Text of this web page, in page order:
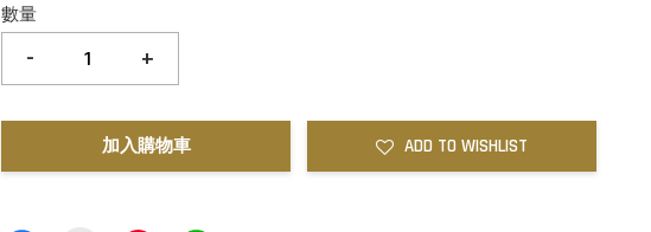
數量
- +
加入購物車 ADD TO WISHLIST